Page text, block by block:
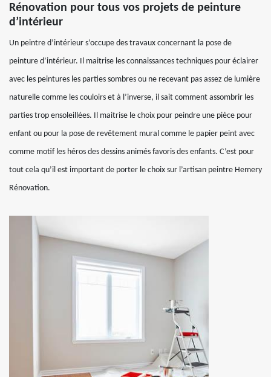
Rénovation pour tous vos projets de peinture
d’intérieur
Un peintre d’intérieur s’occupe des travaux concernant la pose de
peinture d’intérieur. Il maitrise les connaissances techniques pour éclairer
avec les peintures les parties sombres ou ne recevant pas assez de lumière
naturelle comme les couloirs et à l’inverse, il sait comment assombrir les
parties trop ensoleillées. Il maitrise le choix pour peindre une pièce pour
enfant ou pour la pose de revêtement mural comme le papier peint avec
comme motif les héros des dessins animés favoris des enfants. C’est pour
tout cela qu’il est important de porter le choix sur l’artisan peintre Hemery
Rénovation.